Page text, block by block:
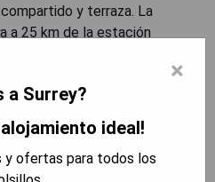
y terraza. La
a 25 km de la estación
hotel dispone de cocina
conserjería para los
×
a Surrey?
ideal!
ofertas para todos los